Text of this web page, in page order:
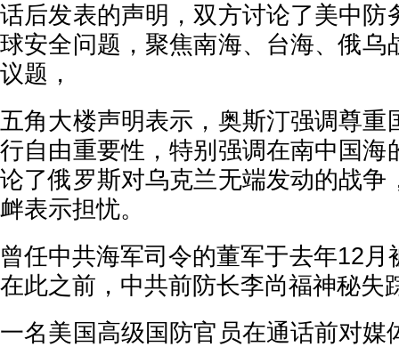
话后发表的声明，双方讨论了美中防
球安全问题，聚焦南海、台海、俄乌
议题，
五角大楼声明表示，奥斯汀强调尊重
行自由重要性，特别强调在南中国海
论了俄罗斯对乌克兰无端发动的战争
衅表示担忧。
曾任中共海军司令的董军于去年12月
在此之前，中共前防长李尚福神秘失
一名美国高级国防官员在通话前对媒